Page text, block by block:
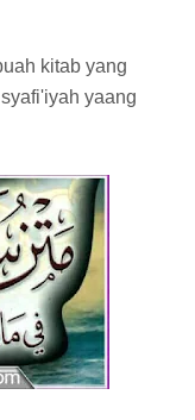
kitab yang
yaang